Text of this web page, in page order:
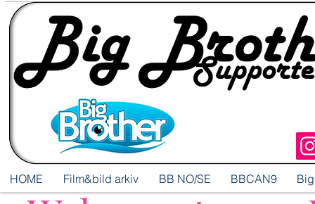
HOME Film&bild arkiv BB NO/SE BBCAN9